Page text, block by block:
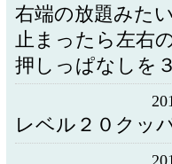
右端の放題みた
止まったら左右
押しっぱなしを
レベル２０クッ